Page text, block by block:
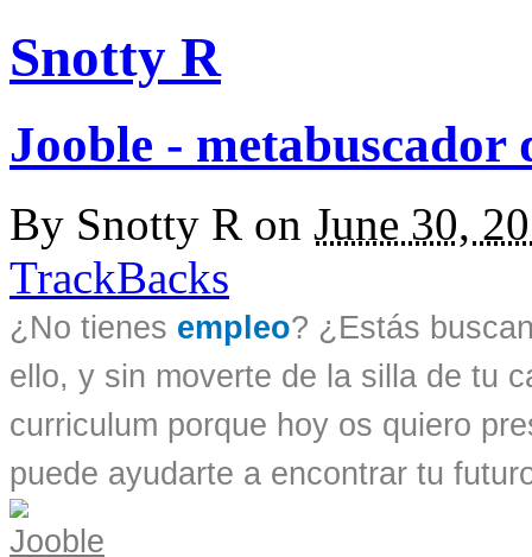
Snotty R
Jooble - metabuscador
By Snotty R on June 30,
TrackBacks
¿No tienes empleo? ¿Estás
ello, y sin moverte de la silla de tu
curriculum porque hoy os quiero
puede ayudarte a encontrar tu